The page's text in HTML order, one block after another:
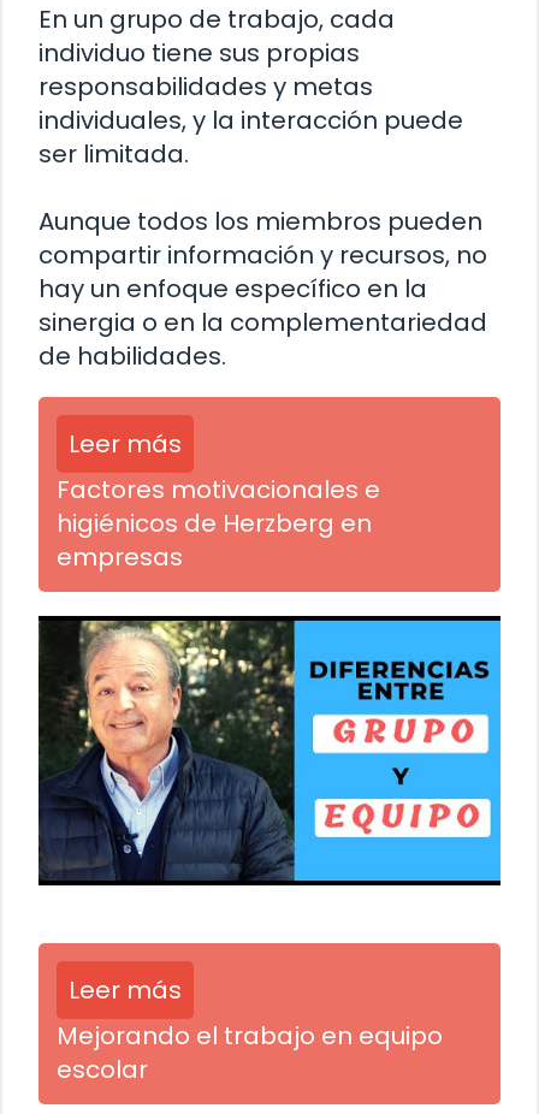
En un grupo de trabajo, cada
individuo tiene sus propias
responsabilidades y metas
individuales, y la interacción puede
ser limitada.
Aunque todos los miembros pueden
compartir información y recursos, no
hay un enfoque específico en la
sinergia o en la complementariedad
de habilidades.
Leer más
Factores motivacionales e
higiénicos de Herzberg en
empresas
Leer más
Mejorando el trabajo en equipo
escolar